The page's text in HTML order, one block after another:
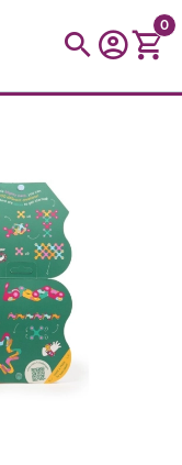
Cuina
0